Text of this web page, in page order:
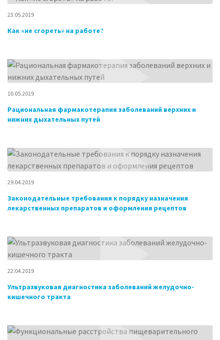
23.05.2019
Как «не сгореть» на работе?
10.05.2019
Рациональная фармакотерапия заболеваний верхних и
нижних дыхательных путей
29.04.2019
Законодательные требования к порядку назначения
лекарственных препаратов и оформления рецептов
22.04.2019
Ультразвуковая диагностика заболеваний желудочно-
кишечного тракта